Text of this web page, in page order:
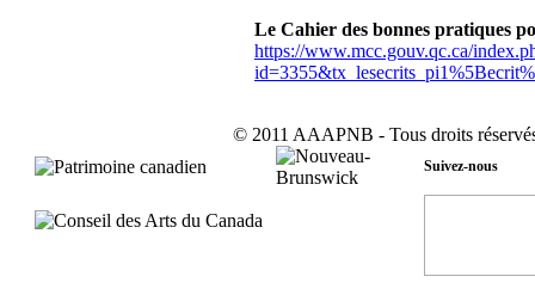
Le Cahier des bonnes pratiques
https://www.mcc.gouv.qc.ca/
© 2011 AAAPNB - Tous droits
Suivez-nous